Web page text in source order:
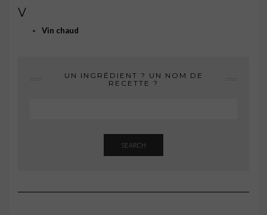
V
Vin chaud
UN INGRÉDIENT ? UN NOM DE
RECETTE ?
SEARCH